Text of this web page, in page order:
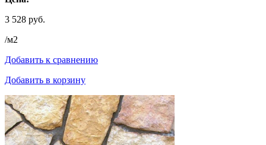
3 528 руб.
/м2
Добавить к сравнению
Добавить в корзину